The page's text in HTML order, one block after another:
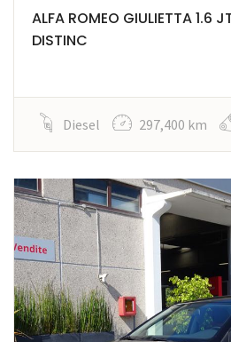
ALFA ROMEO GIULIETTA 1.6
DISTINC
Diesel 297,400 km